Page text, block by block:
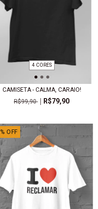
4 CORES
CAMISETA - CALMA, CARAIO!
R$99,90
R$79,90
% OFF